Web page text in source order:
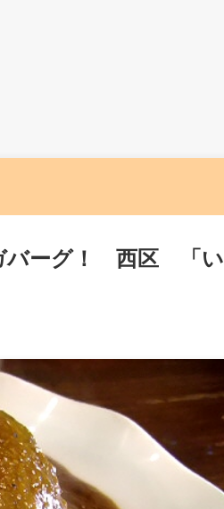
バーグ！ 西区 「い